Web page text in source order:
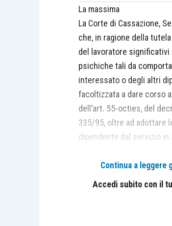
La massima
La Corte di Cassazione,
che, in ragione della
del lavoratore significativi
psichiche tali da
interessato o degli altri
facoltizzata a dare corso
dell’art. 55-octies, del
335/95, oltre ad adottare
dipendente dal servizio
conseguentemente
permanente e totale
La Corte di Cassazione,
che, in ragione della
Continua a leggere
Accedi subito con il